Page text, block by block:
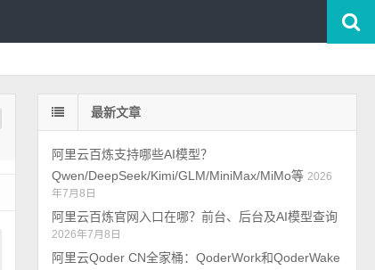
最新文章
阿里云百炼支持哪些AI模型？
Qwen/DeepSeek/Kimi/GLM/MiniMax/MiMo等 2026
年7月8日
阿里云百炼官网入口在哪？前台、后台及AI模型查询
2026年7月8日
阿里云Qoder CN全家桶：QoderWork和QoderWake